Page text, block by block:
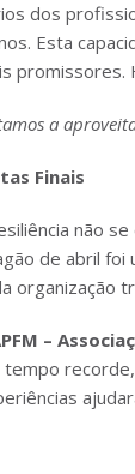
dos
Esta
promissores.
a
Finais
não
de abril foi
organização
–
tempo